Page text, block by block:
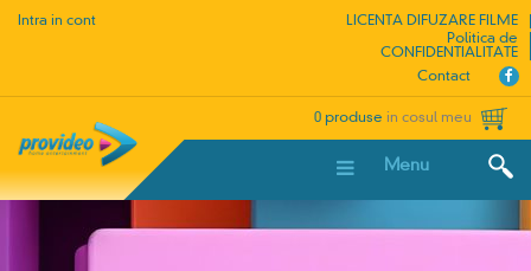
Intra in cont
LICENTA DIFUZARE FILME
Politica de
CONFIDENTIALITATE
Contact
0 produse in cosul meu
Menu